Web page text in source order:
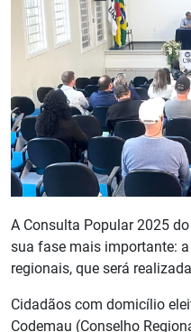
A Consulta Popular 2025
sua fase mais importante:
regionais, que será
Cidadãos com domicílio
Codemau (Conselho